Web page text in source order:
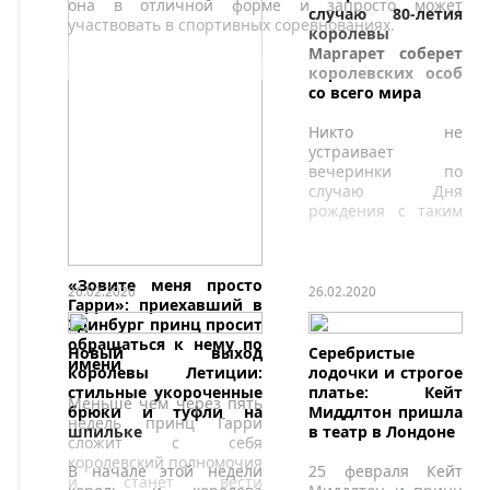
она в отличной форме и запросто может
участвовать в спортивных соревнованиях.
«Зовите меня просто
Гарри»: приехавший в
Эдинбург принц просит
обращаться к нему по
имени
Меньше чем через пять
недель принц Гарри
сложит с себя
королевский полномочия
и станет вести
случаю 80-летия
королевы
Маргарет соберет
королевских особ
со всего мира
Никто не
устраивает
вечеринки по
случаю Дня
рождения с таким
они празднуют
юбилеи.
26.02.2020
Новый выход
королевы Летиции:
стильные укороченные
брюки и туфли на
шпильке
В начале этой недели
26.02.2020
Серебристые
лодочки и строгое
платье: Кейт
Миддлтон пришла
в театр в Лондоне
25 февраля Кейт